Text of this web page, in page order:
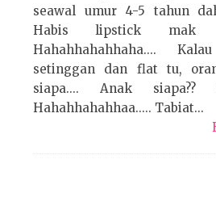
seawal umur 4-5 tahun
Habis lipstick mak
Hahahhahahhaha....
setinggan dan flat tu,
siapa.... Anak
Hahahhahahhaa..... Tabiat...